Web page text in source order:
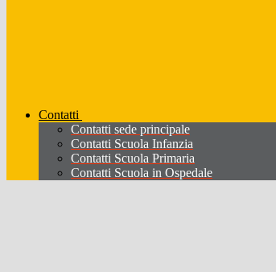
Contatti
Contatti sede principale
Contatti Scuola Infanzia
Contatti Scuola Primaria
Contatti Scuola in Ospedale